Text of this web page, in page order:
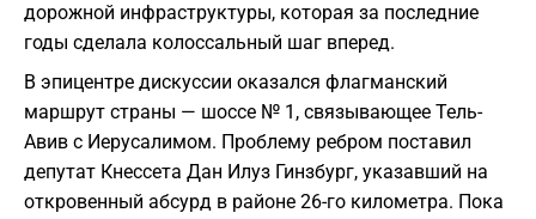
дорожной инфраструктуры, которая за последние
годы сделала колоссальный шаг вперед.
В эпицентре дискуссии оказался флагманский
маршрут страны — шоссе № 1, связывающее Тель-
Авив с Иерусалимом. Проблему ребром поставил
депутат Кнессета Дан Илуз Гинзбург, указавший на
откровенный абсурд в районе 26-го километра. Пока